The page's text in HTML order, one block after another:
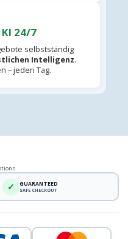
24/7
selbstständig
Intelligenz.
– jeden Tag.
✓ GUARANTEED
SAFE CHECKOUT